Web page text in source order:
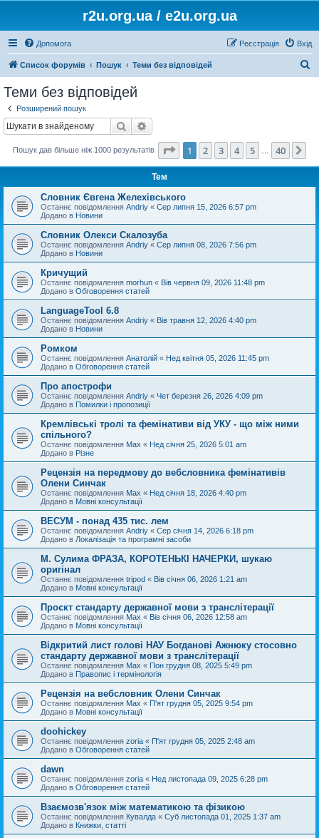
r2u.org.ua / e2u.org.ua
Допомога Вхід
Реєстрація
Список форумів Пошук Теми без відповідей
Теми без відповідей
Розширений пошук
Пошук
Пошук дав більше ніж 1000 результатів Сторінка 1 40
1 2 3 4 5 40
Тем
Словник Євгена Желехівського
Останнє повідомлення Andriy « Сер липня 15, 2026 6:57 pm
Додано в Новини
Словник Олекси Скалозуба
Останнє повідомлення Andriy « Сер липня 08, 2026 7:56 pm
Додано в Новини
Кричущий
Останнє повідомлення morhun « Вів червня 09, 2026 11:48 pm
Додано в Обговорення статей
LanguageTool 6.8
Останнє повідомлення Andriy « Вів травня 12, 2026 4:40 pm
Додано в Новини
Ромком
Останнє повідомлення Анатолій « Нед квітня 05, 2026 11:45 pm
Додано в Обговорення статей
Про апострофи
Останнє повідомлення Andriy « Чет березня 26, 2026 4:09 pm
Додано в Помилки і пропозиції
Кремлівські тролі та фемінативи від УКУ - що між ними
спільного?
Останнє повідомлення Max « Нед січня 25, 2026 5:01 am
Додано в Різне
Рецензія на передмову до вебсловника фемінативів
Олени Синчак
Останнє повідомлення Max « Нед січня 18, 2026 4:40 pm
Додано в Мовні консультації
ВЕСУМ - понад 435 тис. лем
Останнє повідомлення Andriy « Сер січня 14, 2026 6:18 pm
Додано в Локалізація та програмні засоби
М. Сулима ФРАЗА, КОРОТЕНЬКІ НАЧЕРКИ, шукаю
оригінал
Останнє повідомлення tripod « Вів січня 06, 2026 1:21 am
Додано в Мовні консультації
Проєкт стандарту державної мови з транслітерації
Останнє повідомлення Max « Вів січня 06, 2026 12:58 am
Додано в Мовні консультації
Відкритий лист голові НАУ Богданові Ажнюку стосовно
стандарту державної мови з транслітерації
Останнє повідомлення Max « Пон грудня 08, 2025 5:49 pm
Додано в Правопис і термінологія
Рецензія на вебсловник Олени Синчак
Останнє повідомлення Max « П'ят грудня 05, 2025 9:54 pm
Додано в Мовні консультації
doohickey
Останнє повідомлення zoria « П'ят грудня 05, 2025 2:48 am
Додано в Обговорення статей
dawn
Останнє повідомлення zoria « Нед листопада 09, 2025 6:28 pm
Додано в Обговорення статей
Взаємозв'язок між математикою та фізикою
Останнє повідомлення Кувалда « Суб листопада 01, 2025 1:37 am
Додано в Книжки, статті